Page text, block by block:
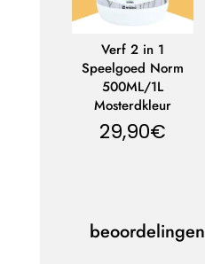
Verf 2 in 1
Speelgoed Norm
500ML/1L
Mosterdkleur
29,90€
beoordelingen